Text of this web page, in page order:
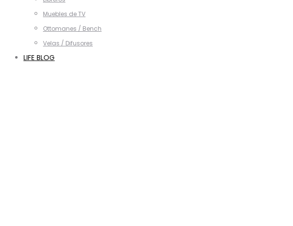
Muebles de TV
Ottomanes / Bench
Velas / Difusores
LIFE BLOG